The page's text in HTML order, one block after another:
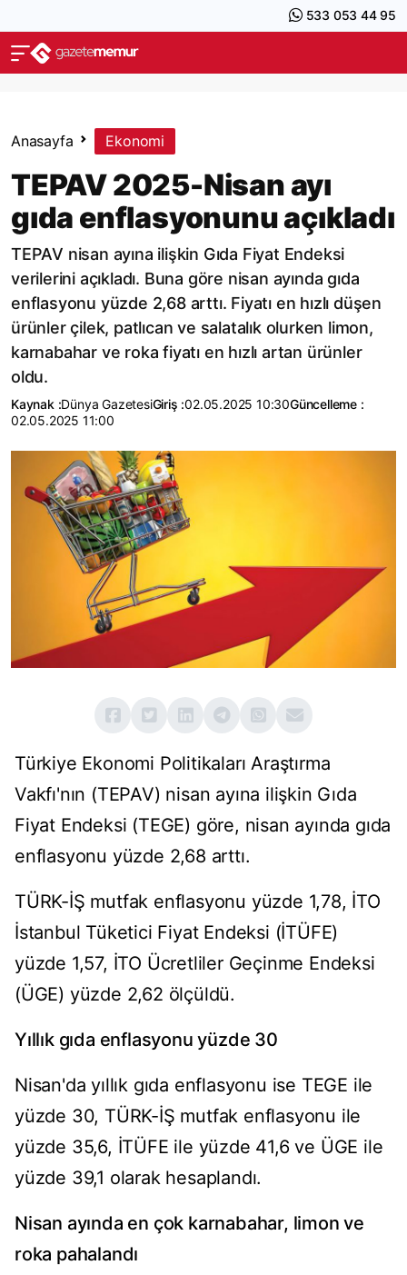
533 053 44 95
Anasayfa Ekonomi
TEPAV 2025-Nisan ayı
gıda enflasyonunu açıkladı
TEPAV nisan ayına ilişkin Gıda Fiyat Endeksi
verilerini açıkladı. Buna göre nisan ayında gıda
enflasyonu yüzde 2,68 arttı. Fiyatı en hızlı düşen
ürünler çilek, patlıcan ve salatalık olurken limon,
karnabahar ve roka fiyatı en hızlı artan ürünler
oldu.
Kaynak :Dünya GazetesiGiriş :02.05.2025 10:30Güncelleme :
02.05.2025 11:00
Türkiye Ekonomi Politikaları Araştırma
Vakfı'nın (TEPAV) nisan ayına ilişkin Gıda
Fiyat Endeksi (TEGE) göre, nisan ayında gıda
enflasyonu yüzde 2,68 arttı.
TÜRK-İŞ mutfak enflasyonu yüzde 1,78, İTO
İstanbul Tüketici Fiyat Endeksi (İTÜFE)
yüzde 1,57, İTO Ücretliler Geçinme Endeksi
(ÜGE) yüzde 2,62 ölçüldü.
Yıllık gıda enflasyonu yüzde 30
Nisan'da yıllık gıda enflasyonu ise TEGE ile
yüzde 30, TÜRK-İŞ mutfak enflasyonu ile
yüzde 35,6, İTÜFE ile yüzde 41,6 ve ÜGE ile
yüzde 39,1 olarak hesaplandı.
Nisan ayında en çok karnabahar, limon ve
roka pahalandı